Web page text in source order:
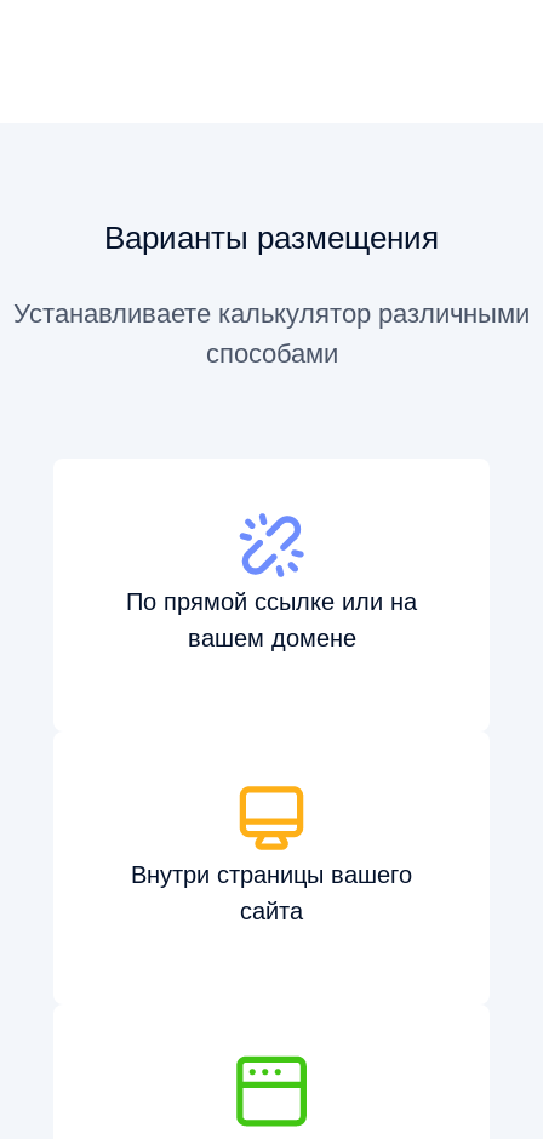
Варианты размещения
Устанавливаете калькулятор различными
способами
По прямой ссылке или на
вашем домене
Внутри страницы вашего
сайта